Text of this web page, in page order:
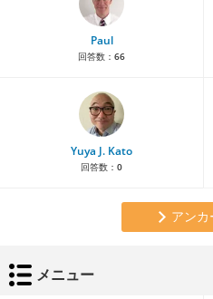
Paul
回答数： 66
Yuya J. Kato
回答数： 0
アン
メニュー